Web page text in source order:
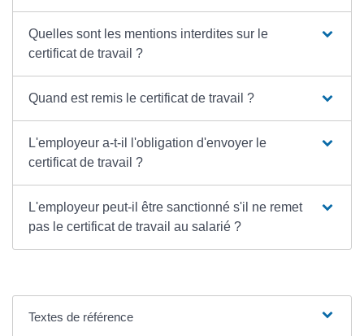
Quelles sont les mentions interdites sur le
certificat de travail ?
Quand est remis le certificat de travail ?
L'employeur a-t-il l'obligation d'envoyer le
certificat de travail ?
L'employeur peut-il être sanctionné s'il ne remet
pas le certificat de travail au salarié ?
Textes de référence